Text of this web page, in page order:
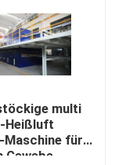
multi
Heißluft
für